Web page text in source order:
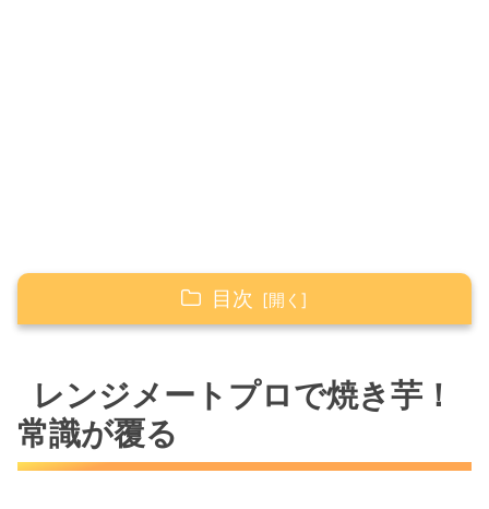
目次
レンジメートプロでトロットロ焼き芋を作る私
の「秘密の準備」
レンジメートプロで焼き芋は電気代も浮く
レンジメートプロで焼き芋！
常識が覆る